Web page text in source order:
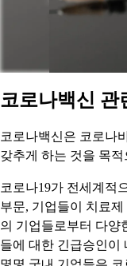
코로나백신 관
코로나백신은 코로나
갖추게 하는 것을 목
코로나19가 전세계적
부문, 기업들이 치료
의 기업들로부터 다양
들에 대한 긴급승인이